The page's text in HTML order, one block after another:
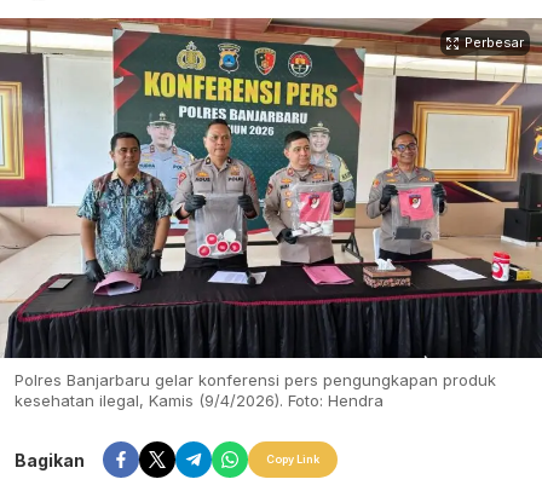
Perbesar
Polres Banjarbaru gelar konferensi pers pengungkapan produk
kesehatan ilegal, Kamis (9/4/2026). Foto: Hendra
Bagikan Copy Link